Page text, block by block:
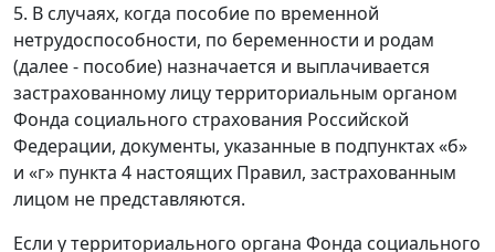
5. В случаях, когда пособие по временной
нетрудоспособности, по беременности и родам
(далее - пособие) назначается и выплачивается
застрахованному лицу территориальным органом
Фонда социального страхования Российской
Федерации, документы, указанные в подпунктах «б»
и «г» пункта 4 настоящих Правил, застрахованным
лицом не представляются.
Если у территориального органа Фонда социального